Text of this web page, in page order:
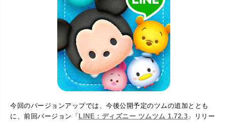
今回のバージョンアップでは、今後公開予定のツムの追加ととも
に、前回バージョン「LINE：ディズニー ツムツム 1.72.3 」リリー